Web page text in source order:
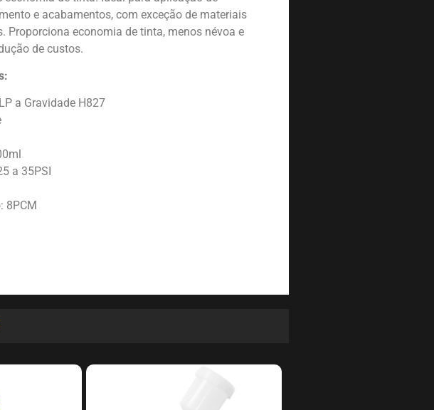
e acabamentos, com exceção de materiais
Proporciona economia de tinta, menos névoa e
de custos.
a Gravidade H827
a 35PSI
8PCM